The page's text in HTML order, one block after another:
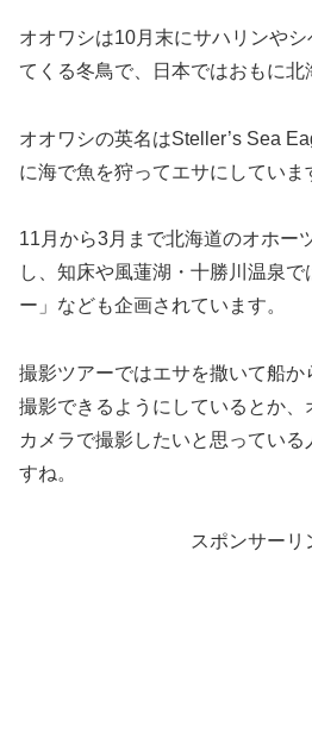
オオワシは10月末にサハリンや
てくる冬鳥で、日本ではおもに北
オオワシの英名はSteller’s Sea
に海で魚を狩ってエサにしていま
11月から3月まで北海道のオホー
し、知床や風蓮湖・十勝川温泉
ー」なども企画されています。
撮影ツアーではエサを撒いて船
撮影できるようにしているとか
カメラで撮影したいと思ってい
すね。
スポンサーリ